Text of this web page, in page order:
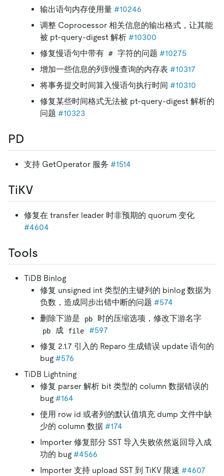
输出语句内存使用量 #10246
调整 Coprocessor 相关信息的输出格式，让其能
被 pt-query-digest 解析 #10300
修复慢语句中带有 # 字符的问题 #10275
增加一些信息的列到慢查询的内存表 #10317
将事务提交时间算入慢语句执行时间 #10310
修复某些时间格式无法被 pt-query-digest 解析的
问题 #10323
PD
支持 GetOperator 服务 #1514
TiKV
修复在 transfer leader 时非预期的 quorum 变化
#4604
Tools
TiDB Binlog
修复 unsigned int 类型的主键列的 binlog 数据为
负数，造成同步出错中断的问题 #574
删除下游是
pb 时的压缩选项，修改下游名字
pb 成 file
#597
修复 2.1.7 引入的 Reparo 生成错误 update 语句的
bug #576
TiDB Lightning
修复 parser 解析 bit 类型的 column 数据错误的
bug #164
使用 row id 或者列的默认值填充 dump 文件中缺
少的 column 数据 #174
Importer 修复部分 SST 导入失败依然返回导入成
功的 bug #4566
Importer 支持 upload SST 到 TiKV 限速 #4607